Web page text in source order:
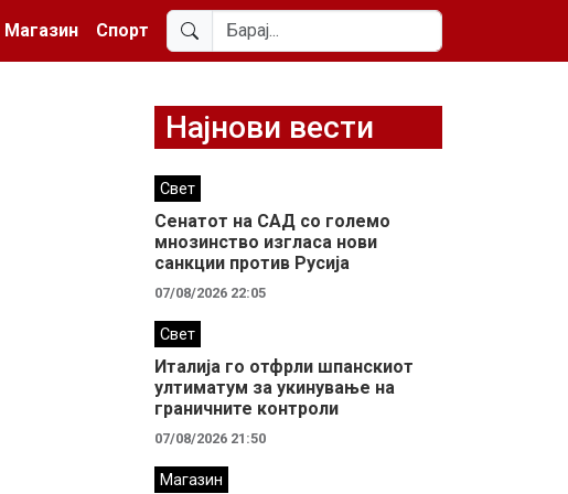
Магазин Спорт
Најнови вести
Свет
Сенатот на САД со големо
мнозинство изгласа нови
санкции против Русија
07/08/2026 22:05
Свет
Италија го отфрли шпанскиот
ултиматум за укинување на
граничните контроли
07/08/2026 21:50
Магазин